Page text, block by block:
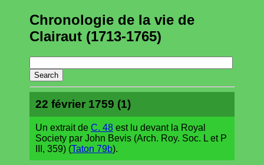
Chronologie de la vie de
Clairaut (1713-1765)
22 février 1759 (1)
Un extrait de C. 48 est lu devant la Royal
Society par John Bevis (Arch. Roy. Soc. L et P
III, 359) (Taton 79b).